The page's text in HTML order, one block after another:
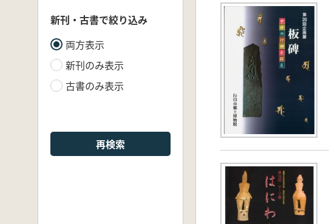
新刊・古書で絞り込み
両方表示
新刊のみ表示
古書のみ表示
再検索